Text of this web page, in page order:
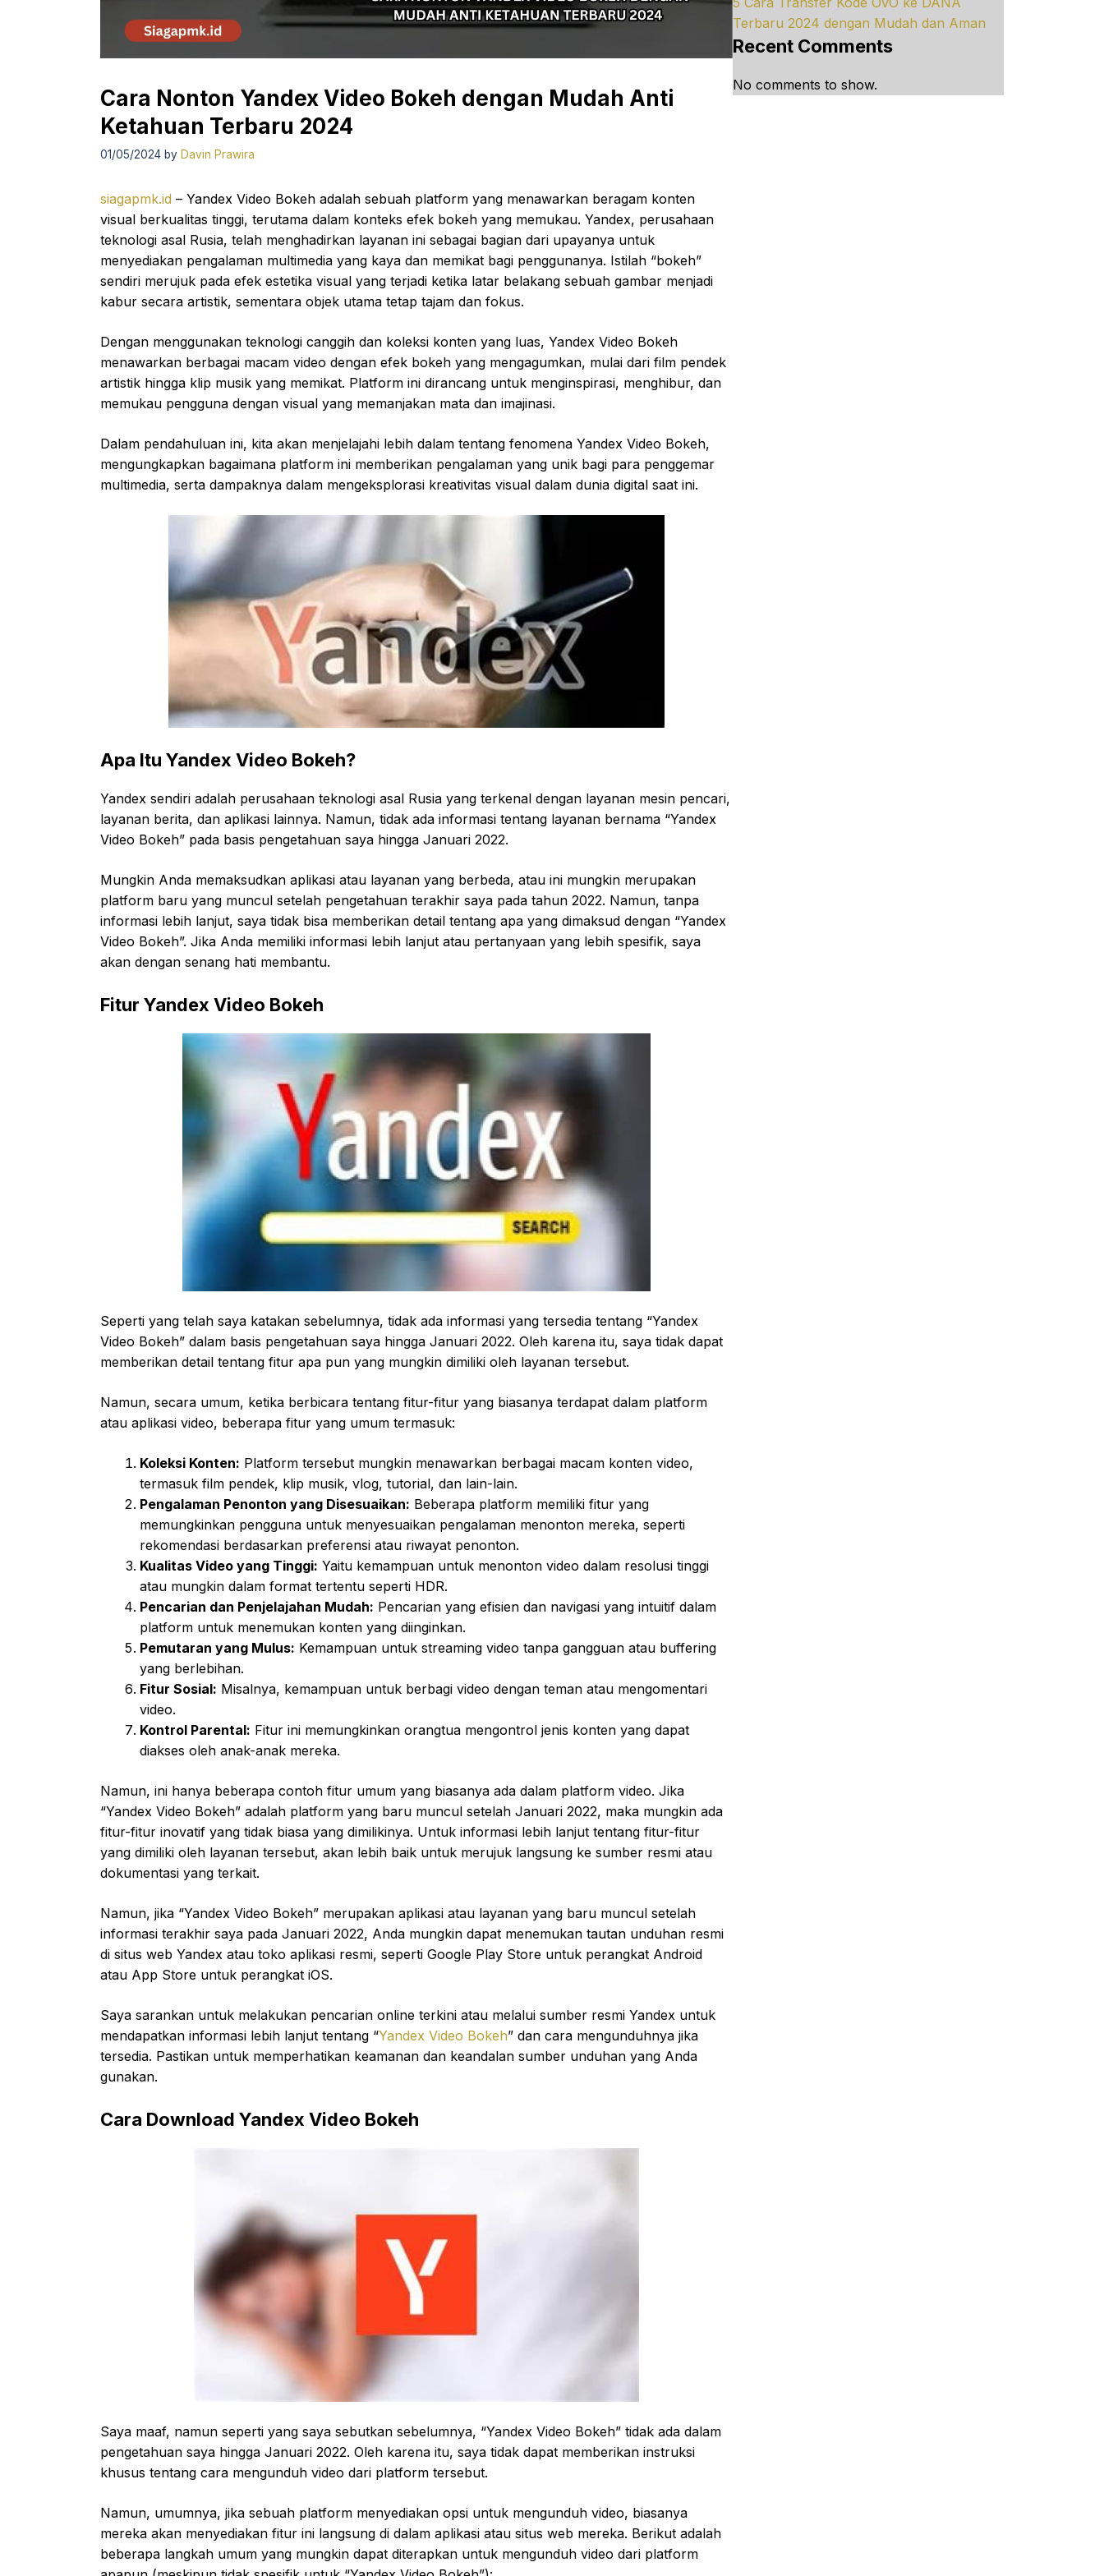
Cara Nonton Yandex Video Bokeh dengan Mudah Anti
Ketahuan Terbaru 2024
01/05/2024 by Davin Prawira
siagapmk.id – Yandex Video Bokeh adalah sebuah platform yang menawarkan beragam konten
visual berkualitas tinggi, terutama dalam konteks efek bokeh yang memukau. Yandex, perusahaan
teknologi asal Rusia, telah menghadirkan layanan ini sebagai bagian dari upayanya untuk
menyediakan pengalaman multimedia yang kaya dan memikat bagi penggunanya. Istilah “bokeh”
sendiri merujuk pada efek estetika visual yang terjadi ketika latar belakang sebuah gambar menjadi
kabur secara artistik, sementara objek utama tetap tajam dan fokus.
Dengan menggunakan teknologi canggih dan koleksi konten yang luas, Yandex Video Bokeh
menawarkan berbagai macam video dengan efek bokeh yang mengagumkan, mulai dari film pendek
artistik hingga klip musik yang memikat. Platform ini dirancang untuk menginspirasi, menghibur, dan
memukau pengguna dengan visual yang memanjakan mata dan imajinasi.
Dalam pendahuluan ini, kita akan menjelajahi lebih dalam tentang fenomena Yandex Video Bokeh,
mengungkapkan bagaimana platform ini memberikan pengalaman yang unik bagi para penggemar
multimedia, serta dampaknya dalam mengeksplorasi kreativitas visual dalam dunia digital saat ini.
Apa Itu Yandex Video Bokeh?
Yandex sendiri adalah perusahaan teknologi asal Rusia yang terkenal dengan layanan mesin pencari,
layanan berita, dan aplikasi lainnya. Namun, tidak ada informasi tentang layanan bernama “Yandex
Video Bokeh” pada basis pengetahuan saya hingga Januari 2022.
Mungkin Anda memaksudkan aplikasi atau layanan yang berbeda, atau ini mungkin merupakan
platform baru yang muncul setelah pengetahuan terakhir saya pada tahun 2022. Namun, tanpa
informasi lebih lanjut, saya tidak bisa memberikan detail tentang apa yang dimaksud dengan “Yandex
Video Bokeh”. Jika Anda memiliki informasi lebih lanjut atau pertanyaan yang lebih spesifik, saya
akan dengan senang hati membantu.
Fitur Yandex Video Bokeh
Seperti yang telah saya katakan sebelumnya, tidak ada informasi yang tersedia tentang “Yandex
Video Bokeh” dalam basis pengetahuan saya hingga Januari 2022. Oleh karena itu, saya tidak dapat
memberikan detail tentang fitur apa pun yang mungkin dimiliki oleh layanan tersebut.
Namun, secara umum, ketika berbicara tentang fitur-fitur yang biasanya terdapat dalam platform
atau aplikasi video, beberapa fitur yang umum termasuk:
Koleksi Konten: Platform tersebut mungkin menawarkan berbagai macam konten video,
termasuk film pendek, klip musik, vlog, tutorial, dan lain-lain.
Pengalaman Penonton yang Disesuaikan: Beberapa platform memiliki fitur yang
memungkinkan pengguna untuk menyesuaikan pengalaman menonton mereka, seperti
rekomendasi berdasarkan preferensi atau riwayat penonton.
Kualitas Video yang Tinggi: Yaitu kemampuan untuk menonton video dalam resolusi tinggi
atau mungkin dalam format tertentu seperti HDR.
Pencarian dan Penjelajahan Mudah: Pencarian yang efisien dan navigasi yang intuitif dalam
platform untuk menemukan konten yang diinginkan.
Pemutaran yang Mulus: Kemampuan untuk streaming video tanpa gangguan atau buffering
yang berlebihan.
Fitur Sosial: Misalnya, kemampuan untuk berbagi video dengan teman atau mengomentari
video.
Kontrol Parental: Fitur ini memungkinkan orangtua mengontrol jenis konten yang dapat
diakses oleh anak-anak mereka.
Namun, ini hanya beberapa contoh fitur umum yang biasanya ada dalam platform video. Jika
“Yandex Video Bokeh” adalah platform yang baru muncul setelah Januari 2022, maka mungkin ada
fitur-fitur inovatif yang tidak biasa yang dimilikinya. Untuk informasi lebih lanjut tentang fitur-fitur
yang dimiliki oleh layanan tersebut, akan lebih baik untuk merujuk langsung ke sumber resmi atau
dokumentasi yang terkait.
Namun, jika “Yandex Video Bokeh” merupakan aplikasi atau layanan yang baru muncul setelah
informasi terakhir saya pada Januari 2022, Anda mungkin dapat menemukan tautan unduhan resmi
di situs web Yandex atau toko aplikasi resmi, seperti Google Play Store untuk perangkat Android
atau App Store untuk perangkat iOS.
Saya sarankan untuk melakukan pencarian online terkini atau melalui sumber resmi Yandex untuk
mendapatkan informasi lebih lanjut tentang “Yandex Video Bokeh” dan cara mengunduhnya jika
tersedia. Pastikan untuk memperhatikan keamanan dan keandalan sumber unduhan yang Anda
gunakan.
Cara Download Yandex Video Bokeh
Saya maaf, namun seperti yang saya sebutkan sebelumnya, “Yandex Video Bokeh” tidak ada dalam
pengetahuan saya hingga Januari 2022. Oleh karena itu, saya tidak dapat memberikan instruksi
khusus tentang cara mengunduh video dari platform tersebut.
Namun, umumnya, jika sebuah platform menyediakan opsi untuk mengunduh video, biasanya
mereka akan menyediakan fitur ini langsung di dalam aplikasi atau situs web mereka. Berikut adalah
beberapa langkah umum yang mungkin dapat diterapkan untuk mengunduh video dari platform
Terbaru 2024 dengan Mudah dan Aman
Recent Comments
No comments to show.